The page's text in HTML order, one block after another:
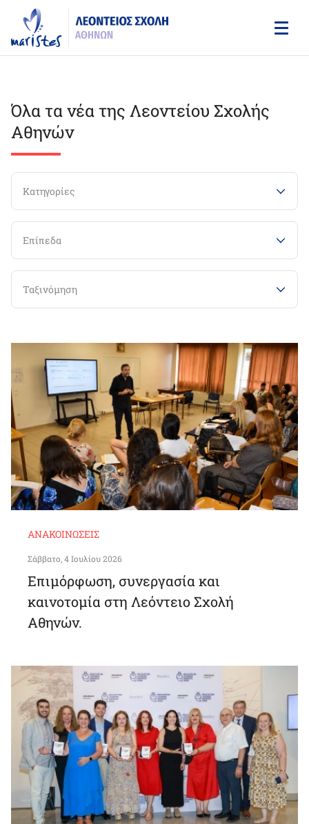
main
content
Όλα τα νέα της Λεοντείου Σχολής
Αθηνών
Κατηγορίες
Επίπεδα
Ταξινόμηση
ΑΝΑΚΟΙΝΏΣΕΙΣ
Σάββατο, 4 Ιουλίου 2026
Επιμόρφωση, συνεργασία και
καινοτομία στη Λεόντειο Σχολή
Αθηνών.